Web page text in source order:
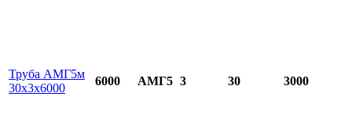
Труба АМГ5м
30х3х6000
6000 АМГ5 3 30
3000